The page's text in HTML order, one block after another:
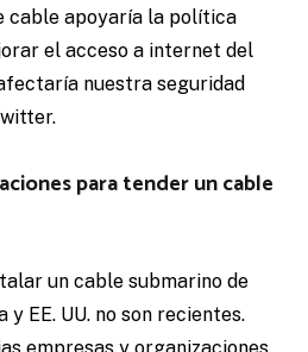
cable apoyaría la política
el acceso a internet del
nuestra seguridad
para tender un cable
un cable submarino de
EE. UU. no son recientes.